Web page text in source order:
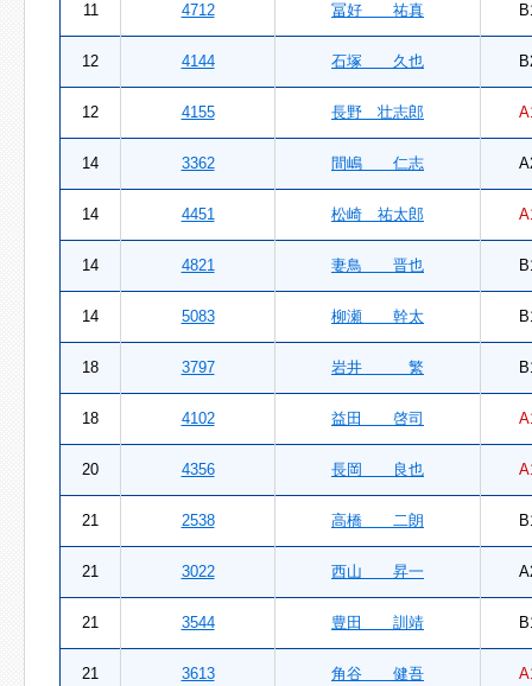
11 4712 冨好 祐真
12 4144 石塚 久也
12 4155 長野 壮志郎
14 3362 間嶋 仁志
14 4451 松崎 祐太郎
14 4821 妻鳥 晋也
14 5083 柳瀬 幹太
18 3797 岩井 繁
18 4102 益田 啓司
20 4356 長岡 良也
21 2538 高橋 二朗
21 3022 西山 昇一
21 3544 豊田 訓靖
21 3613 角谷 健吾